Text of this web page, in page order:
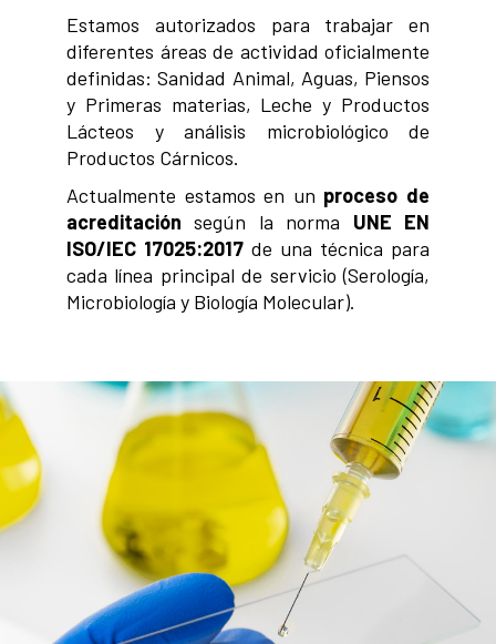
Estamos autorizados para trabajar en
diferentes áreas de actividad oficialmente
definidas: Sanidad Animal, Aguas, Piensos
y Primeras materias, Leche y Productos
Lácteos y análisis microbiológico de
Productos Cárnicos.
Actualmente estamos en un proceso de
acreditación según la norma UNE EN
ISO/IEC 17025:2017 de una técnica para
cada línea principal de servicio (Serología,
Microbiología y Biología Molecular).